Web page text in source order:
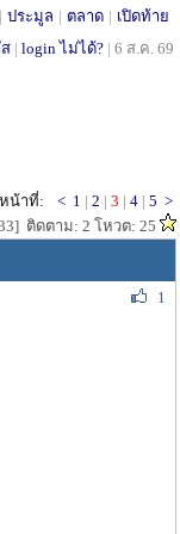
| ประมูล | ตลาด | เปิดท้าย
| login ไม่ได้? | 6 ส.ค. 69
หน้าที่: < 1 | 2 | 3 | 4 | 5 >
ติดตาม: 2 โหวต: 25
1